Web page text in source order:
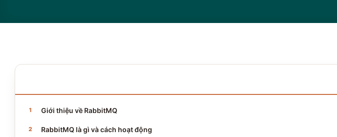
Giới thiệu về RabbitMQ
RabbitMQ là gì và cách hoạt động